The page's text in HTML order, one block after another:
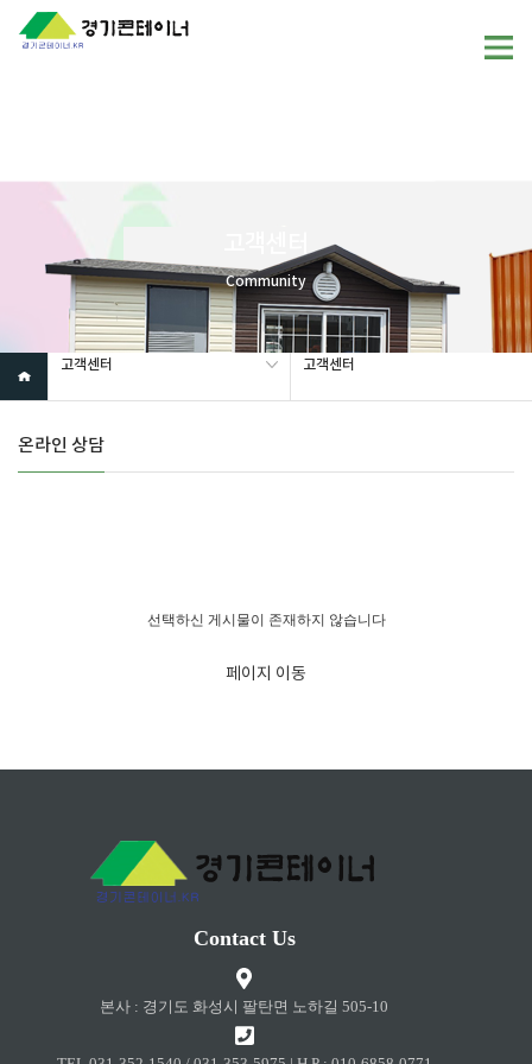
Warning: mysql_fetch_array(): supplied argument is not a valid
MySQL result resource in
/home/gunggictr/gungboard/view.php
Community
고객센터 고객센터
온라인 상담
선택하신 게시물이 존재하지 않습니다
페이지 이동
Contact Us
본사 : 경기도 화성시 팔탄면 노하길 505-10